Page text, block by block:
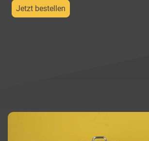
Jetzt bestellen